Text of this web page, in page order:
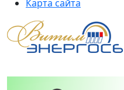
Карта сайта